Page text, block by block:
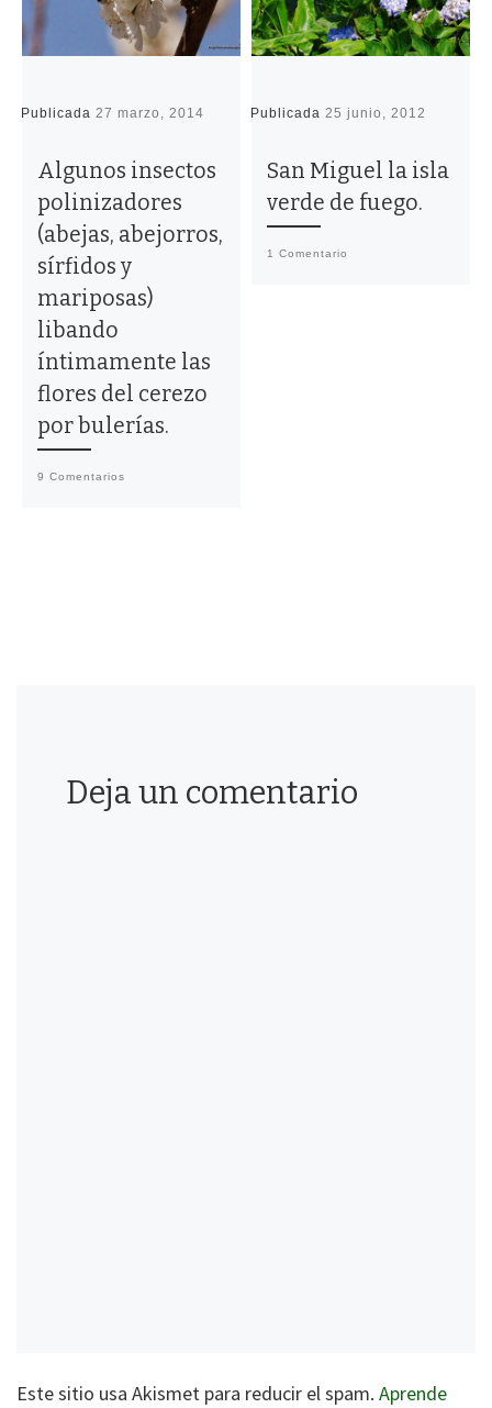
Publicada 27 marzo, 2014
Algunos insectos
polinizadores
(abejas, abejorros,
sírfidos y
mariposas)
libando
íntimamente las
flores del cerezo
por bulerías.
9 Comentarios
Publicada 25 junio, 2012
San Miguel la isla
verde de fuego.
1 Comentario
Deja un comentario
Este sitio usa Akismet para reducir el spam. Aprende